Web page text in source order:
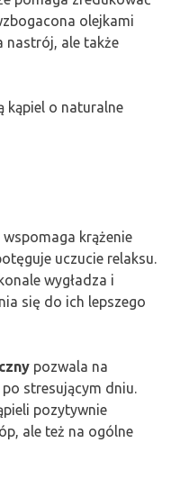
olejkami
nastrój, ale także
kąpiel o naturalne
wspomaga krążenie
uczucie relaksu.
wygładza i
się do ich lepszego
pozwala na
stresującym dniu.
pozytywnie
ale też na ogólne